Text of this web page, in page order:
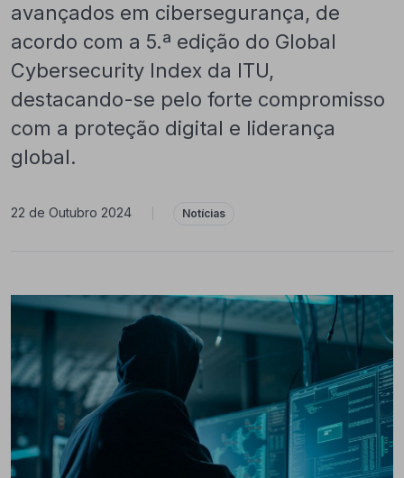
avançados em cibersegurança, de
acordo com a 5.ª edição do Global
Cybersecurity Index da ITU,
destacando-se pelo forte compromisso
com a proteção digital e liderança
global.
22 de Outubro 2024 Notícias